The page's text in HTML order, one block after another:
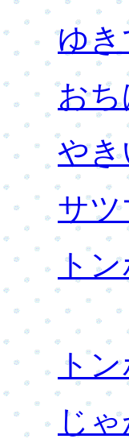
ゆき
日おち
や
サ
ト
ト
じ